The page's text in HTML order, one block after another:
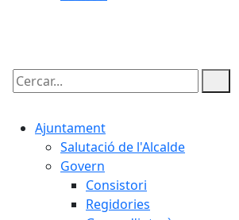
Cercar:
Ajuntament
Salutació de l'Alcalde
Govern
Consistori
Regidories